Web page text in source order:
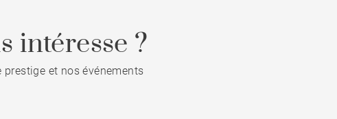
intéresse ?
et nos événements